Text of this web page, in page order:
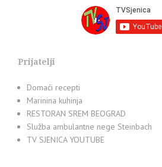
Prijatelji
Domaći recepti
Marinina kuhinja
RESTORAN SREM BEOGRAD
Služba ambulantne nege Steinbach
TV SJENICA YOUTUBE